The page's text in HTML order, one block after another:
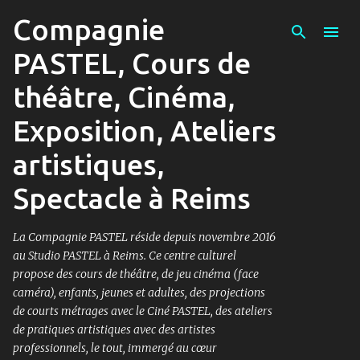
Accéder au contenu principal
Compagnie
PASTEL, Cours de
théâtre, Cinéma,
Exposition, Ateliers
artistiques,
Spectacle à Reims
La Compagnie PASTEL réside depuis novembre 2016
au Studio PASTEL à Reims. Ce centre culturel
propose des cours de théâtre, de jeu cinéma (face
caméra), enfants, jeunes et adultes, des projections
de courts métrages avec le Ciné PASTEL, des ateliers
de pratiques artistiques avec des artistes
professionnels, le tout, immergé au cœur